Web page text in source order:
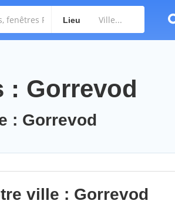
Lieu
: Gorrevod
: Gorrevod
ville : Gorrevod